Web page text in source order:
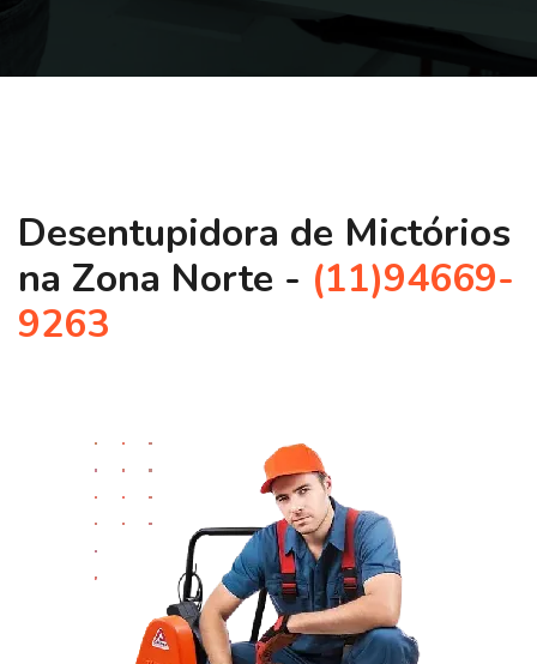
Desentupidora de Mictórios
na Zona Norte - (11)94669-
9263